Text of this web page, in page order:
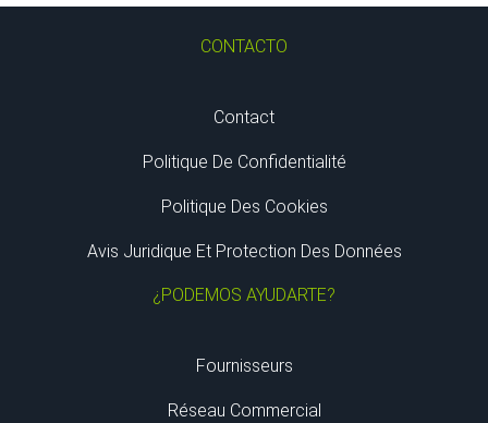
CONTACTO
Contact
Politique De Confidentialité
Politique Des Cookies
Avis Juridique Et Protection Des Données
¿PODEMOS AYUDARTE?
Fournisseurs
Réseau Commercial